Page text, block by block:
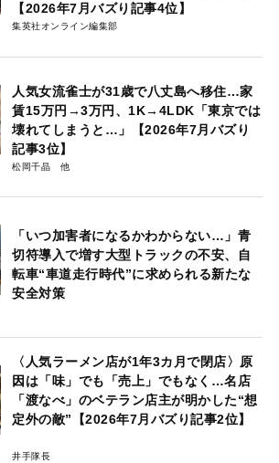
【2026年7月バズり記事4位】
集英社オンライン編集部
人気女流雀士が31歳で八丈島へ移住…家
賃15万円→3万円、1K→4LDK「東京では
壊れてしまうと…」【2026年7月バズり
記事3位】
松岡千晶
「いつ加害者になるかわからない…」青
切符導入で増す大型トラックの不安、自
転車“車道走行時代”に求められる新たな
安全対策
〈人気ラーメン店が1年3カ月で閉店〉原
因は「味」でも「売上」でもなく…名店
「渡なべ」のベテラン店主が明かした“想
定外の敵”【2026年7月バズり記事2位】
井手隊長